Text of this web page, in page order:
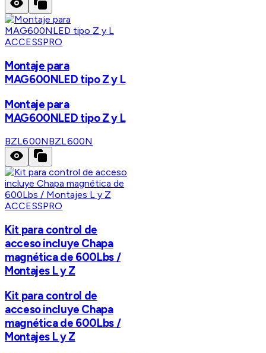
ACCESSPRO
Montaje para
MAG600NLED tipo Z y L
Montaje para
MAG600NLED tipo Z y L
BZL600NBZL600N
ACCESSPRO
Kit para control de
acceso incluye Chapa
magnética de 600Lbs /
Montajes L y Z
Kit para control de
acceso incluye Chapa
magnética de 600Lbs /
Montajes L y Z